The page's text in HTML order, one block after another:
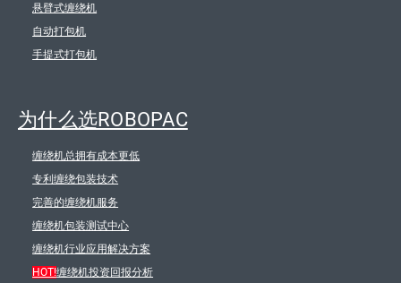
悬臂式缠绕机
自动打包机
手提式打包机
为什么选ROBOPAC
缠绕机总拥有成本更低
专利缠绕包装技术
完善的缠绕机服务
缠绕机包装测试中心
缠绕机行业应用解决方案
HOT!缠绕机投资回报分析